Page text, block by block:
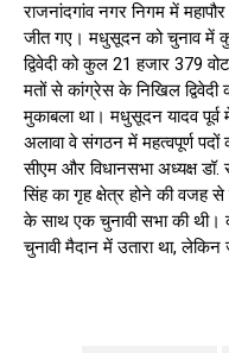
राजनांदगांव नगर निगम में
जीत गए। मधुसूदन को चुनाव में
द्विवेदी को कुल 21 हजार 379
मतों से कांग्रेस के निखिल द्विवेदी
मुकाबला था। मधुसूदन यादव
अलावा वे संगठन में महत्वपूर्ण
सीएम और विधानसभा अध्यक्ष
सिंह का गृह क्षेत्र होने की वजह
के साथ एक चुनावी सभा की थी।
चुनावी मैदान में उतारा था,